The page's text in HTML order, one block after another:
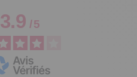
3.9/5